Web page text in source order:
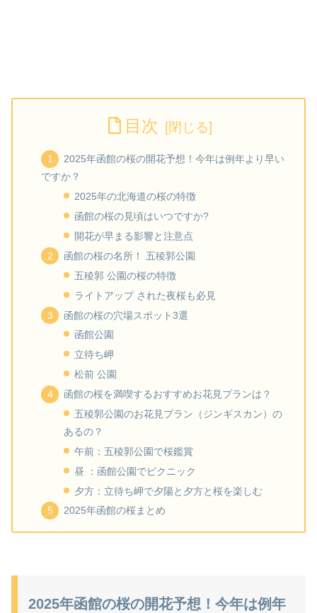
目次
2025年函館の桜の開花予想！今年は例年より早い
ですか？
2025年の北海道の桜の特徴
函館の桜の見頃はいつですか?
開花が早まる影響と注意点
函館の桜の名所！ 五稜郭公園
五稜郭 公園の桜の特徴
ライトアップ された夜桜も必見
函館の桜の穴場スポット3選
函館公園
立待ち岬
松前 公園
函館の桜を満喫するおすすめお花見プランは？
五稜郭公園のお花見プラン（ジンギスカン）の
あるの？
午前：五稜郭公園で桜鑑賞
昼 ：函館公園でピクニック
夕方：立待ち岬で夕陽と夕方と桜を楽しむ
2025年函館の桜まとめ
2025年函館の桜の開花予想！今年は例年